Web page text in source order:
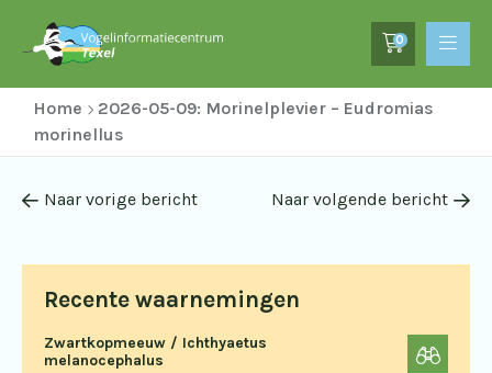
0
Home
2026-05-09: Morinelplevier – Eudromias
morinellus
Recente waarnemingen
Zwartkopmeeuw / Ichthyaetus
melanocephalus
Naar vorige bericht Naar volgende bericht